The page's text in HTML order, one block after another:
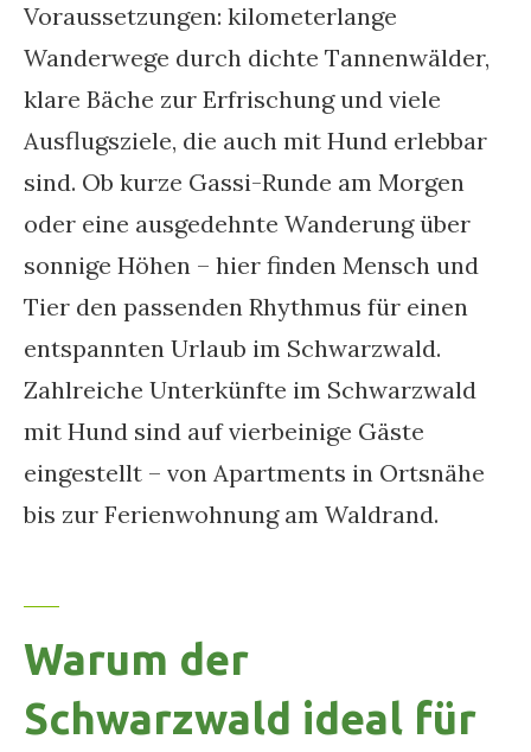
Voraussetzungen: kilometerlange
Wanderwege durch dichte Tannenwälder,
klare Bäche zur Erfrischung und viele
Ausflugsziele, die auch mit Hund erlebbar
sind. Ob kurze Gassi-Runde am Morgen
oder eine ausgedehnte Wanderung über
sonnige Höhen – hier finden Mensch und
Tier den passenden Rhythmus für einen
entspannten Urlaub im Schwarzwald.
Zahlreiche Unterkünfte im Schwarzwald
mit Hund sind auf vierbeinige Gäste
eingestellt – von Apartments in Ortsnähe
bis zur Ferienwohnung am Waldrand.
Warum der
Schwarzwald ideal für